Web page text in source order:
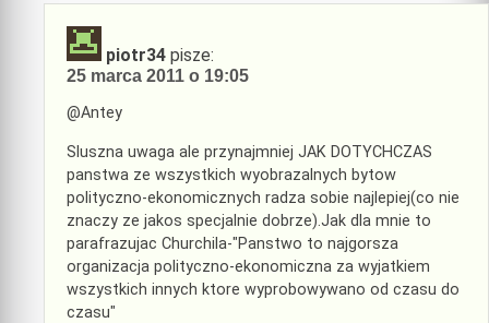
piotr34 pisze:
25 marca 2011 o 19:05
@Antey
Sluszna uwaga ale przynajmniej JAK DOTYCHCZAS
panstwa ze wszystkich wyobrazalnych bytow
polityczno-ekonomicznych radza sobie najlepiej(co nie
znaczy ze jakos specjalnie dobrze).Jak dla mnie to
parafrazujac Churchila-"Panstwo to najgorsza
organizacja polityczno-ekonomiczna za wyjatkiem
wszystkich innych ktore wyprobowywano od czasu do
czasu"